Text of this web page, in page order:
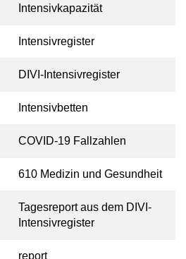
Intensivkapazität
Intensivregister
DIVI-Intensivregister
Intensivbetten
COVID-19 Fallzahlen
610 Medizin und Gesundheit
Tagesreport aus dem DIVI-
Intensivregister
report